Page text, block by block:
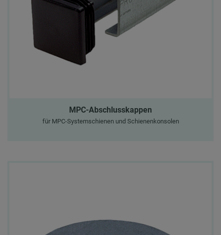
MPC-Abschlusskappen
für MPC-Systemschienen und Schienenkonsolen